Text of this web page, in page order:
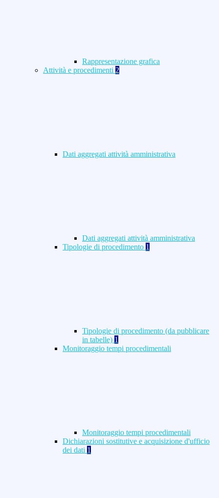
Rappresentazione grafica
Attività e procedimenti 2
Dati aggregati attività amministrativa
Dati aggregati attività amministrativa
Tipologie di procedimento 1
Tipologie di procedimento (da pubblicare
in tabelle) 1
Monitoraggio tempi procedimentali
Monitoraggio tempi procedimentali
Dichiarazioni sostitutive e acquisizione d'ufficio
dei dati 1